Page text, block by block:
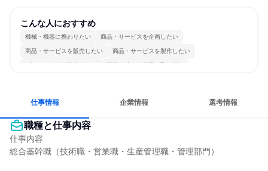
こんな人におすすめ
機械・機器に携わりたい 商品・サービスを企画したい
商品・サービスを販売したい 商品・サービスを製作したい
プロジェクトを推進したい 情熱を持って仕事に取り組む
仕事情報 企業情報 選考情報
職種と仕事内容
仕事内容
総合基幹職（技術職・営業職・生産管理職・管理部門）